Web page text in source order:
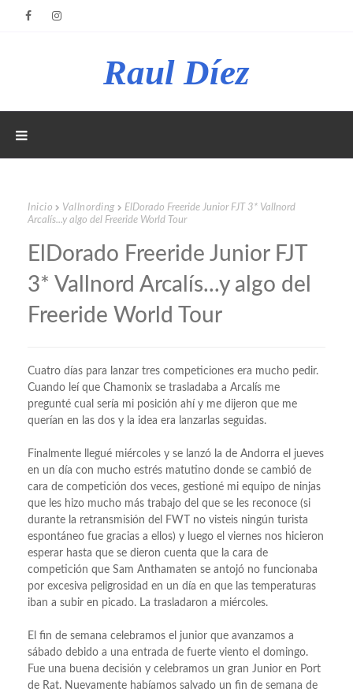
Raul Díez
Inicio Vallnording
ElDorado Freeride Junior FJT 3* Vallnord
Arcalís...y algo del Freeride World Tour
ElDorado Freeride Junior FJT
3* Vallnord Arcalís...y algo del
Freeride World Tour
Cuatro días para lanzar tres competiciones era mucho pedir.
Cuando leí que Chamonix se trasladaba a Arcalís me
pregunté cual sería mi posición ahí y me dijeron que me
querían en las dos y la idea era lanzarlas seguidas.
Finalmente llegué miércoles y se lanzó la de Andorra el jueves
en un día con mucho estrés matutino donde se cambió de
cara de competición dos veces, gestioné mi equipo de ninjas
que les hizo mucho más trabajo del que se les reconoce (si
durante la retransmisión del FWT no visteis ningún turista
espontáneo fue gracias a ellos) y luego el viernes nos hicieron
esperar hasta que se dieron cuenta que la cara de
competición que Sam Anthamaten se antojó no funcionaba
por excesiva peligrosidad en un día en que las temperaturas
iban a subir en picado. La trasladaron a miércoles.
El fin de semana celebramos el junior que avanzamos a
sábado debido a una entrada de fuerte viento el domingo.
Fue una buena decisión y celebramos un gran Junior en Port
de Rat. Nuevamente habíamos salvado un fin de semana de